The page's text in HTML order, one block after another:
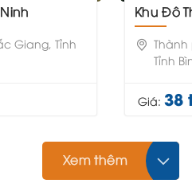
Giang, Tỉnh
Khu Đô Thị
Thành
Tỉnh
Giá: 38
Xem thêm